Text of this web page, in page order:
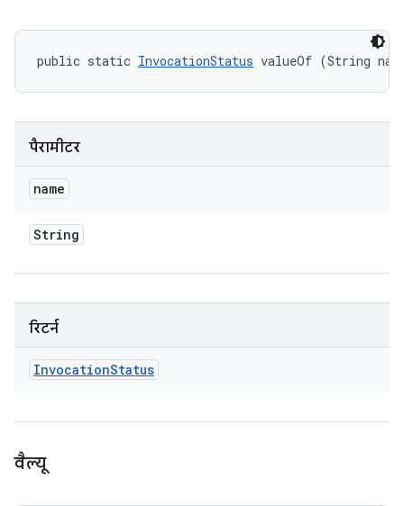
public static InvocationStatus valueOf (String
पैरामीटर
name
String
रिटर्न
InvocationStatus
वैल्यू